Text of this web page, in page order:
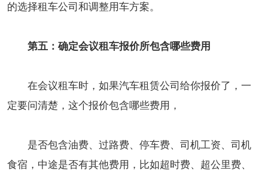
的选择租车公司和调整用车方案。
第五：确定会议租车报价所包含哪些费用
在会议租车时，如果汽车租赁公司给你报价了，一
定要问清楚，这个报价包含哪些费用，
是否包含油费、过路费、停车费、司机工资、司机
食宿，中途是否有其他费用，比如超时费、超公里费、